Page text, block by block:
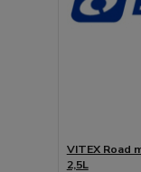
VITEX Road
2,5L